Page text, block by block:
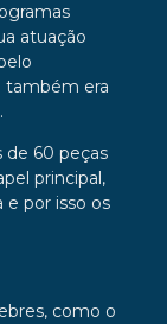
atuação
também era
de 60 peças
principal,
e por isso os
como o